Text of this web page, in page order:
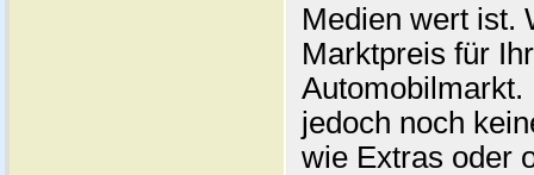
Medien wert ist.
Marktpreis für
jedoch noch
wie Extras oder